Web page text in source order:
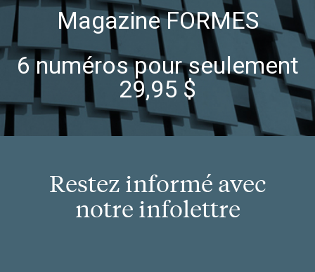
Magazine FORMES
6 numéros pour seulement
29,95 $
Restez informé avec
notre infolettre